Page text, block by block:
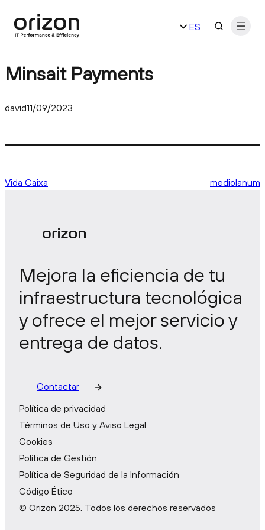
ES
Minsait Payments
david11/09/2023
Vida Caixa mediolanum
© Orizon 2025. Todos los derechos reservados
Mejora la eficiencia de tu
infraestructura tecnológica
y ofrece el mejor servicio y
entrega de datos.
Contactar
Política de privacidad
Términos de Uso y Aviso Legal
Cookies
Política de Gestión
Política de Seguridad de la Información
Código Ético